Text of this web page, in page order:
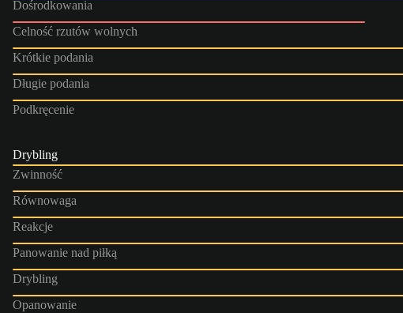
Dośrodkowania
Celność rzutów wolnych
Krótkie podania
Długie podania
Podkręcenie
Drybling
Zwinność
Równowaga
Reakcje
Panowanie nad piłką
Drybling
Opanowanie